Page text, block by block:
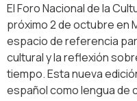
El Foro Nacional de la
próximo 2 de octubre en
espacio de referencia
cultural y la reflexión
tiempo. Esta nueva
español como lengua de